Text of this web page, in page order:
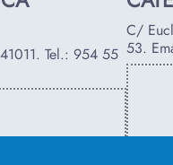
Tel.: 954 55
C/
53.